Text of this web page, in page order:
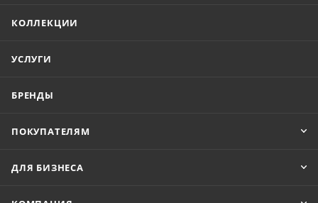
КОЛЛЕКЦИИ
УСЛУГИ
БРЕНДЫ
ПОКУПАТЕЛЯМ
ДЛЯ БИЗНЕСА